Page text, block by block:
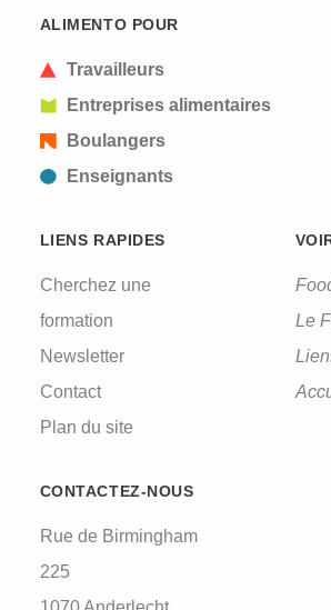
ALIMENTO POUR
Travailleurs
Entreprises alimentaires
Boulangers
Enseignants
LIENS RAPIDES
Cherchez une
formation
Newsletter
Contact
Plan du site
Le
CONTACTEZ-NOUS
Rue de Birmingham
225